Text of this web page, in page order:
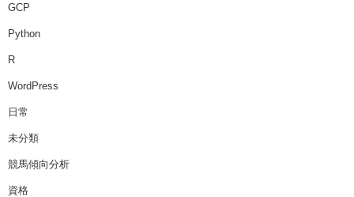
GCP
Python
R
WordPress
日常
未分類
競馬傾向分析
資格